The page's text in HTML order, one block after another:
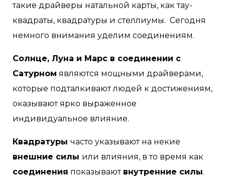
такие драйверы натальной карты, как тау-
квадраты, квадратуры и стеллиумы. Сегодня
немного внимания уделим соединениям.
Солнце, Луна и Марс в соединении с
Сатурном являются мощными драйверами,
которые подталкивают людей к достижениям,
оказывают ярко выраженное
индивидуальное влияние.
Квадратуры часто указывают на некие
внешние силы или влияния, в то время как
соединения показывают внутренние силы.